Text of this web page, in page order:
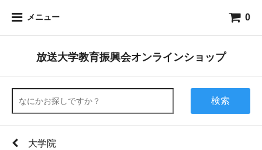
メニュー 0
放送大学教育振興会オンラインショップ
検索
大学院